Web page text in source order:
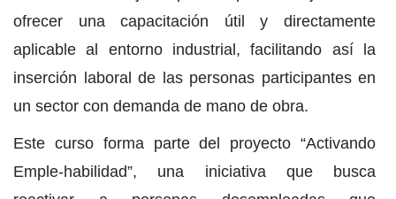
ofrecer una capacitación útil y directamente
aplicable al entorno industrial, facilitando así la
inserción laboral de las personas participantes en
un sector con demanda de mano de obra.
Este curso forma parte del proyecto “Activando
Emple-habilidad”, una iniciativa que busca